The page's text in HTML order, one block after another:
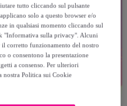
tutto cliccando sul pulsante
solo a questo browser e/o
in qualsiasi momento cliccando sul
"Informativa sulla privacy". Alcuni
il corretto funzionamento del nostro
o consentono la presentazione
a consenso. Per ulteriori
Politica sui Cookie